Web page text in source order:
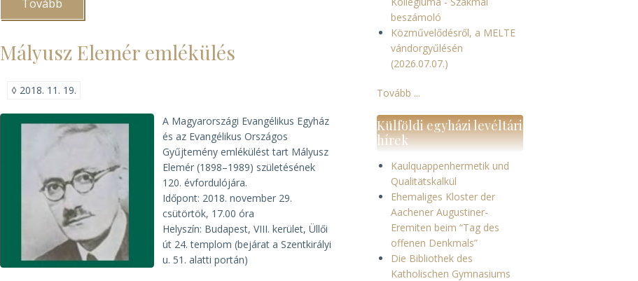
Tovább
kiváltságlevele
Mályusz Elemér emlékülés
◊ 2018. 11. 19.
A Magyarországi Evangélikus Egyház
és az Evangélikus Országos
Gyűjtemény emlékülést tart Mályusz
Elemér (1898–1989) születésének
120. évfordulójára.
Időpont: 2018. november 29.
csütörtök, 17.00 óra
Helyszín: Budapest, VIII. kerület, Üllői
út 24. templom (bejárat a Szentkirályi
u. 51. alatti portán)
beszámoló
Közművelődésről, a MELTE
vándorgyűlésén
(2026.07.07.)
Tovább ...
Külföldi egyházi levéltári
hírek
Kaulquappenhermetik und
Qualitätskalkül
Ehemaliges Kloster der
Aachener Augustiner-
Eremiten beim “Tag des
offenen Denkmals”
Die Bibliothek des
Katholischen Gymnasiums